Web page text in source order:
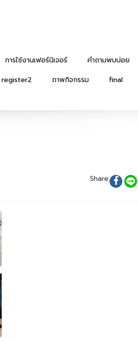
การใช้งานเฟอร์นิเจอร์
คำถามพบบ่อย
register2 ภาพกิจกรรม
final
Share